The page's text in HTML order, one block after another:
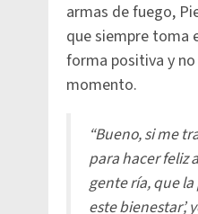
armas de fuego,
que siempre toma
forma positiva y
momento.
“Bueno, si me
para hacer feliz
gente ría, que
este bienestar’,